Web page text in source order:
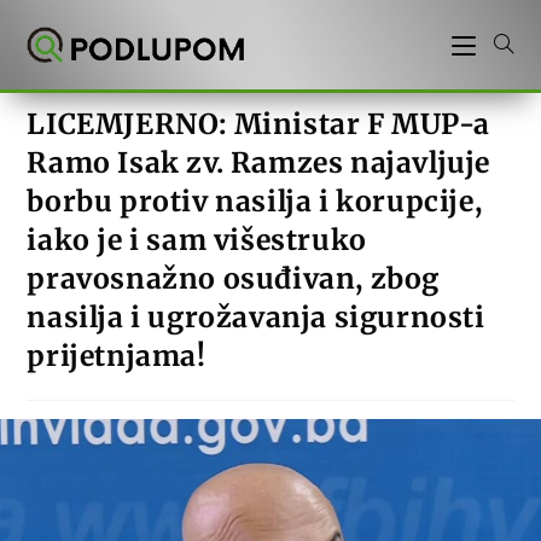
LICEMJERNO: Ministar F MUP-a
Ramo Isak zv. Ramzes najavljuje
borbu protiv nasilja i korupcije,
iako je i sam višestruko
pravosnažno osuđivan, zbog
nasilja i ugrožavanja sigurnosti
prijetnjama!